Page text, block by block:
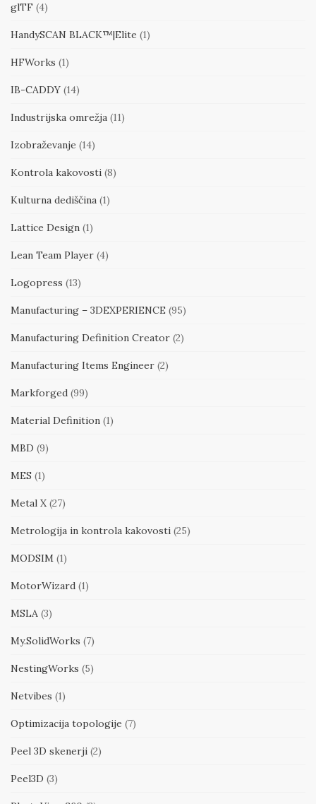
glTF (4)
HandySCAN BLACK™|Elite (1)
HFWorks (1)
IB-CADDY (14)
Industrijska omrežja (11)
Izobraževanje (14)
Kontrola kakovosti (8)
Kulturna dediščina (1)
Lattice Design (1)
Lean Team Player (4)
Logopress (13)
Manufacturing – 3DEXPERIENCE (95)
Manufacturing Definition Creator (2)
Manufacturing Items Engineer (2)
Markforged (99)
Material Definition (1)
MBD (9)
MES (1)
Metal X (27)
Metrologija in kontrola kakovosti (25)
MODSIM (1)
MotorWizard (1)
MSLA (3)
My.SolidWorks (7)
NestingWorks (5)
Netvibes (1)
Optimizacija topologije (7)
Peel 3D skenerji (2)
Peel3D (3)